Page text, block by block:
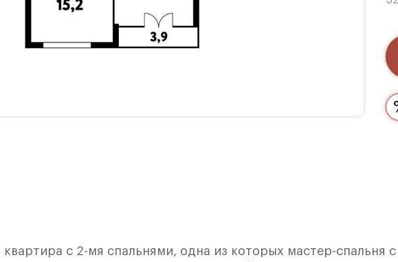
с 2-мя спальнями, одна из которых мастер-спальня с